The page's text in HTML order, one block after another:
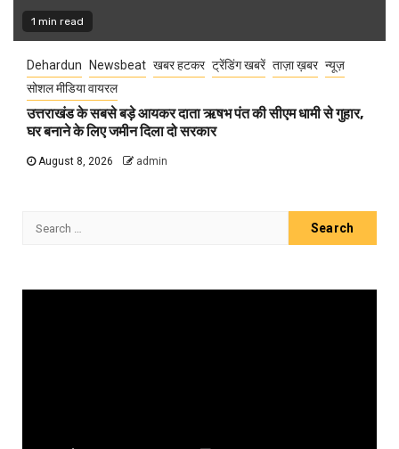
1 min read
Dehardun Newsbeat खबर हटकर ट्रेंडिंग खबरें ताज़ा ख़बर न्यूज़
सोशल मीडिया वायरल
उत्तराखंड के सबसे बड़े आयकर दाता ऋषभ पंत की सीएम धामी से गुहार,
घर बनाने के लिए जमीन दिला दो सरकार
August 8, 2026 admin
Search